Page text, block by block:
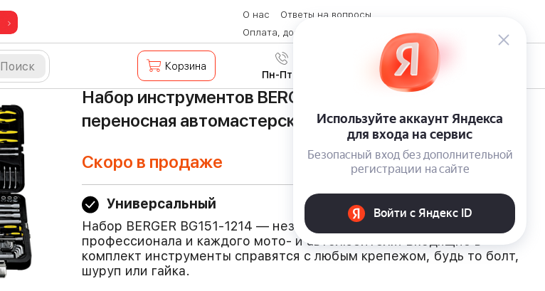
О нас
Ответы на вопросы
Оплата, доставка и возврат товара
Контакты
Поиск Корзина 8 (800) 600-28-07
Пн-Пт с 9:00 до 19:00
Набор инструментов BERGER BG151-1214 —
переносная автомастерская в футляре
Скоро в продаже
Универсальный
Набор BERGER BG151-1214 — незаменимый помощник для любого
профессионала и каждого мото- и автолюбителя. Входящие в
комплект инструменты справятся с любым крепежом, будь то болт,
шуруп или гайка.